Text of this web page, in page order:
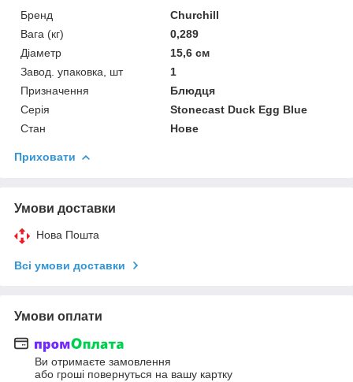
Бренд
Churchill
Вага (кг)
0,289
Діаметр
15,6 см
Завод. упаковка, шт
1
Призначення
Блюдця
Серія
Stonecast Duck Egg Blue
Стан
Нове
Приховати
Умови доставки
Нова Пошта
Всі умови доставки
Умови оплати
Ви отримаєте замовлення
або гроші повернуться на вашу картку